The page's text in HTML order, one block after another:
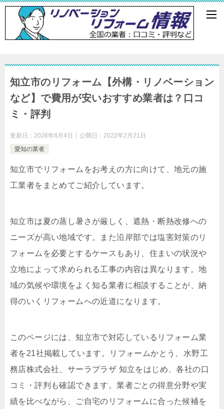
知立市のリフォーム【外構・リノベーション
など】で費用が安いおすすめ業者は？口コ
ミ・評判
更新日： 2026年8月4日 公開日： 2022年2月21日
愛知の業者
知立市でリフォームをお考えの方に向けて、地元の施
工業者をまとめてご紹介しています。
知立市は夏の蒸し暑さが厳しく、遮熱・断熱改修への
ニーズが高い地域です。また沿岸部では塩害対策のリ
フォームを必要とするケースもあり、住まいの状況や
立地によって求められる工事の内容は異なります。地
域の気候や環境をよく知る業者に相談することが、納
得のいくリフォームへの近道になります。
このページには、知立市で対応しているリフォーム業
者を21社掲載しています。リフォームかとう、水野工
務店株式会社、サーラプラザ 知立をはじめ、各社の口
コミ・評判も確認できます。業者ごとの得意分野や実
績を比べながら、ご自宅のリフォームに合った候補を